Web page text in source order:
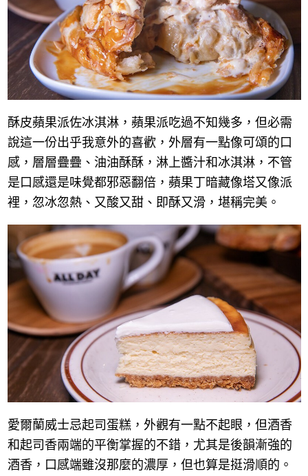
酥皮蘋果派佐冰淇淋，蘋果派吃過不知幾多，但必需
說這一份出乎我意外的喜歡，外層有一點像可頌的口
感，層層疊疊、油油酥酥，淋上醬汁和冰淇淋，不管
是口感還是味覺都邪惡翻倍，蘋果丁暗藏像塔又像派
裡，忽冰忽熱、又酸又甜、即酥又滑，堪稱完美。
愛爾蘭威士忌起司蛋糕，外觀有一點不起眼，但酒香
和起司香兩端的平衡掌握的不錯，尤其是後韻漸強的
酒香，口感端雖沒那麼的濃厚，但也算是挺滑順的。